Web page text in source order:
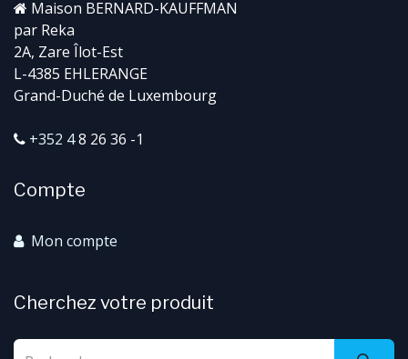
Maison BERNARD-KAUFFMAN
par Reka
2A, Zare Îlot-Est
L-4385 EHLERANGE
Grand-Duché de Luxembourg
+352 48 26 36 -1
Compte
Mon compte
Cherchez votre produit